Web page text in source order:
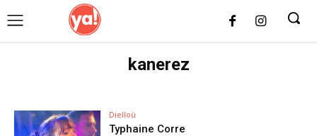
kanerez
Dielloù
Typhaine Corre